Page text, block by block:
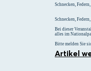
Schnecken,
Schnecken,
Bei dieser
alles im
Bitte melden Sie
Artikel